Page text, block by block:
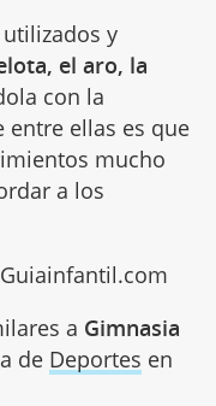
y
el aro, la
con la
entre ellas es que
mucho
a los
a Gimnasia
de Deportes en